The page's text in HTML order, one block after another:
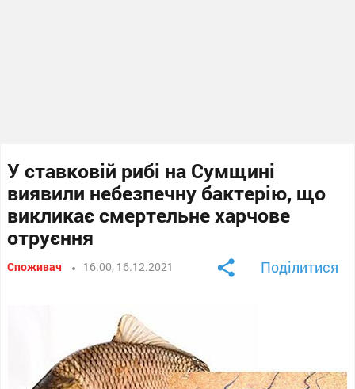
У ставковій рибі на Сумщині
виявили небезпечну бактерію, що
викликає смертельне харчове
отруєння
Споживач 16:00, 16.12.2021 Поділитися